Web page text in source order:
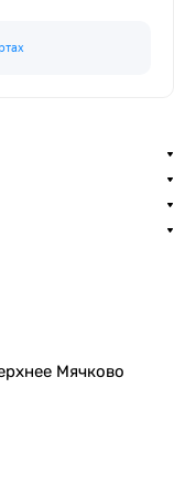
Мячково